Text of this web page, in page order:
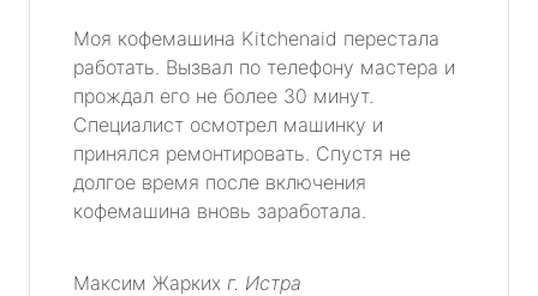
Моя кофемашина Kitchenaid перестала
работать. Вызвал по телефону мастера и
прождал его не более 30 минут.
Специалист осмотрел машинку и
принялся ремонтировать. Спустя не
долгое время после включения
кофемашина вновь заработала.
Максим Жарких г. Истра